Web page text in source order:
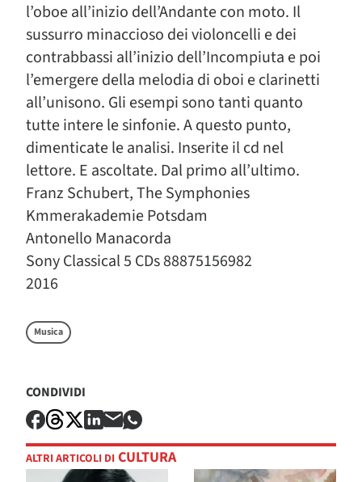
l’oboe all’inizio dell’Andante con moto. Il
sussurro minaccioso dei violoncelli e dei
contrabbassi all’inizio dell’Incompiuta e poi
l’emergere della melodia di oboi e clarinetti
all’unisono. Gli esempi sono tanti quanto
tutte intere le sinfonie. A questo punto,
dimenticate le analisi. Inserite il cd nel
lettore. E ascoltate. Dal primo all’ultimo.
Franz Schubert, The Symphonies
Kmmerakademie Potsdam
Antonello Manacorda
Sony Classical 5 CDs 88875156982
2016
Musica
CONDIVIDI
ALTRI ARTICOLI DI CULTURA